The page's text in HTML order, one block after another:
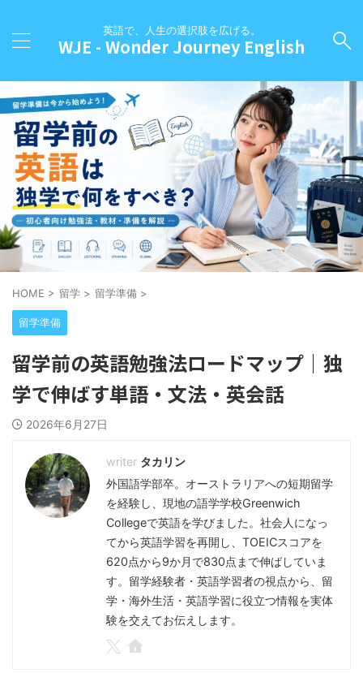
英語で、人生の選択肢を広げる。
WJE - Wonder Journey English
HOME > 留学 > 留学準備 >
留学準備
留学前の英語勉強法ロードマップ｜独
学で伸ばす単語・文法・英会話
2026年6月27日
タカリン
外国語学部卒。オーストラリアへの短期留学
を経験し、現地の語学学校Greenwich
Collegeで英語を学びました。社会人になっ
てから英語学習を再開し、TOEICスコアを
620点から9か月で830点まで伸ばしていま
す。留学経験者・英語学習者の視点から、留
学・海外生活・英語学習に役立つ情報を実体
験を交えてお伝えします。